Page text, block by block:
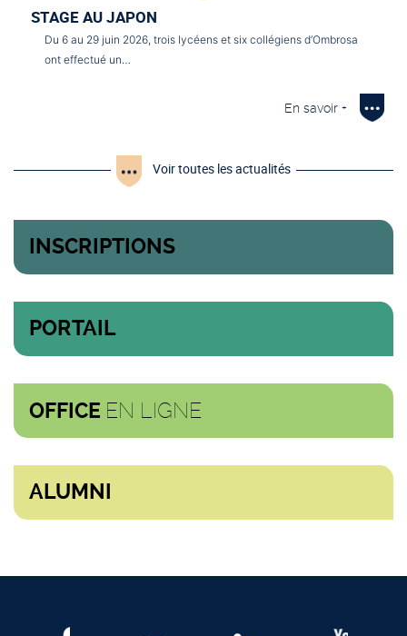
STAGE AU JAPON
Du 6 au 29 juin 2026, trois lycéens et six collégiens d’Ombrosa
ont effectué un…
En savoir +
Voir toutes les actualités
INSCRIPTIONS
PORTAIL
OFFICE EN LIGNE
ALUMNI